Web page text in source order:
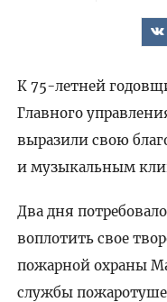
К 75-летней
Главного
выразили свою
и музыкальным
Два дня
воплотить свое
пожарной охраны
службы